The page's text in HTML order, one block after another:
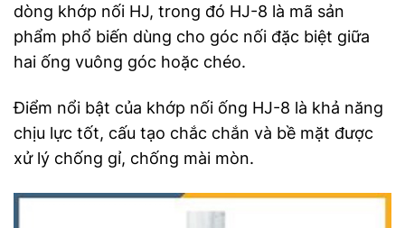
dòng khớp nối HJ, trong đó HJ-8 là mã sản
phẩm phổ biến dùng cho góc nối đặc biệt giữa
hai ống vuông góc hoặc chéo.
Điểm nổi bật của khớp nối ống HJ-8 là khả năng
chịu lực tốt, cấu tạo chắc chắn và bề mặt được
xử lý chống gỉ, chống mài mòn.